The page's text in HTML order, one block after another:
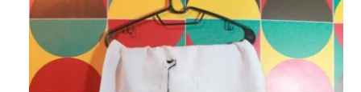
R$ 278,99.R$ 237,14.